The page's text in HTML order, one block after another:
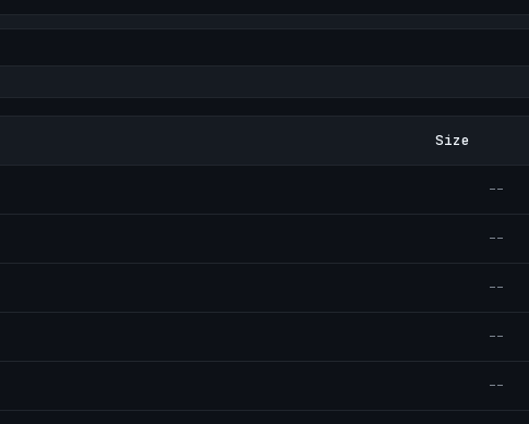
Size
--
--
--
--
--